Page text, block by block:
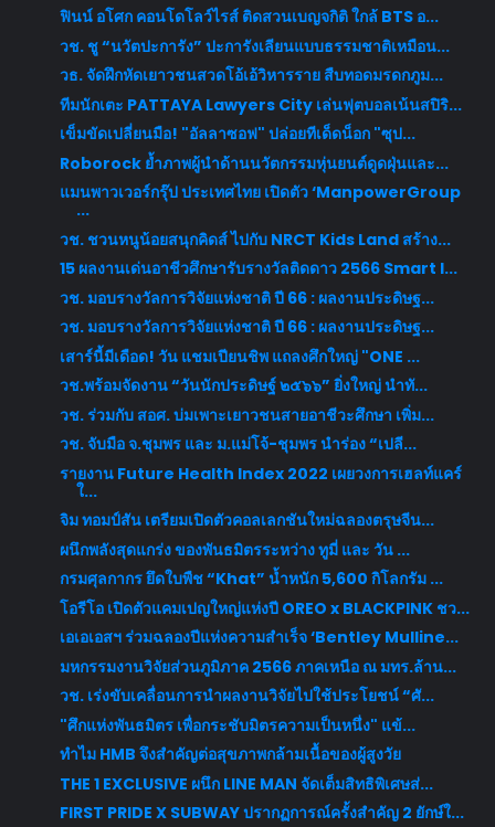
ฟินน์ อโศก คอนโดโลว์ไรส์ ติดสวนเบญจกิติ ใกล้ BTS อ...
วช. ชู “นวัตปะการัง” ปะการังเลียนแบบธรรมชาติเหมือน...
วธ. จัดฝึกหัดเยาวชนสวดโอ้เอ้วิหารราย สืบทอดมรดกภูม...
ทีมนักเตะ PATTAYA Lawyers City เล่นฟุตบอลเน้นสปิริ...
เข็มขัดเปลี่ยนมือ! "อัลลาซอฟ" ปล่อยทีเด็ดน็อก "ซุป...
Roborock ย้ำภาพผู้นำด้านนวัตกรรมหุ่นยนต์ดูดฝุ่นและ...
แมนพาวเวอร์กรุ๊ป ประเทศไทย เปิดตัว ‘ManpowerGroup
...
วช. ชวนหนูน้อยสนุกคิดส์ ไปกับ NRCT Kids Land สร้าง...
15 ผลงานเด่นอาชีวศึกษารับรางวัลติดดาว 2566 Smart I...
วช. มอบรางวัลการวิจัยแห่งชาติ ปี 66 : ผลงานประดิษฐ...
วช. มอบรางวัลการวิจัยแห่งชาติ ปี 66 : ผลงานประดิษฐ...
เสาร์นี้มีเดือด! วัน แชมเปียนชิพ แถลงศึกใหญ่ "ONE ...
วช.พร้อมจัดงาน “วันนักประดิษฐ์ ๒๕๖๖” ยิ่งใหญ่ นำทั...
วช. ร่วมกับ สอศ. บ่มเพาะเยาวชนสายอาชีวะศึกษา เพิ่ม...
วช. จับมือ จ.ชุมพร และ ม.แม่โจ้-ชุมพร นำร่อง “เปลี...
รายงาน Future Health Index 2022 เผยวงการเฮลท์แคร์
ใ...
จิม ทอมป์สัน เตรียมเปิดตัวคอลเลกชันใหม่ฉลองตรุษจีน...
ผนึกพลังสุดแกร่ง ของพันธมิตรระหว่าง ทูมี่ และ วัน ...
กรมศุลกากร ยึดใบพืช “Khat” น้ำหนัก 5,600 กิโลกรัม ...
โอรีโอ เปิดตัวแคมเปญใหญ่แห่งปี OREO x BLACKPINK ชว...
เอเอเอสฯ ร่วมฉลองปีแห่งความสำเร็จ ‘Bentley Mulline...
มหกรรมงานวิจัยส่วนภูมิภาค 2566 ภาคเหนือ ณ มทร.ล้าน...
วช. เร่งขับเคลื่อนการนำผลงานวิจัยไปใช้ประโยชน์ “ศั...
"ศึกแห่งพันธมิตร เพื่อกระชับมิตรความเป็นหนึ่ง" แข้...
ทำไม HMB จึงสำคัญต่อสุขภาพกล้ามเนื้อของผู้สูงวัย
THE 1 EXCLUSIVE ผนึก LINE MAN จัดเต็มสิทธิพิเศษส่...
FIRST PRIDE X SUBWAY ปรากฏการณ์ครั้งสำคัญ 2 ยักษ์ใ...